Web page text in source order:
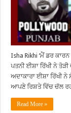
Isha Rikhi ‘ਮੈਂ ਡਰ
ਪਤਨੀ ਈਸ਼ਾ ਰਿੱਖੀ ਨੇ
ਅਦਾਕਾਰਾ ਈਸ਼ਾ ਰਿੱਖੀ
ਆਪਣੇ ਰਿਸ਼ਤੇ ਵਿੱਚ ਚੱਲ
Read More »